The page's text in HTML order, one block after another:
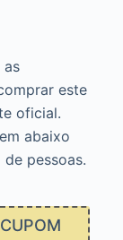
as
este
oficial.
abaixo
pessoas.